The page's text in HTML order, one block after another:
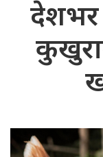
देशभर